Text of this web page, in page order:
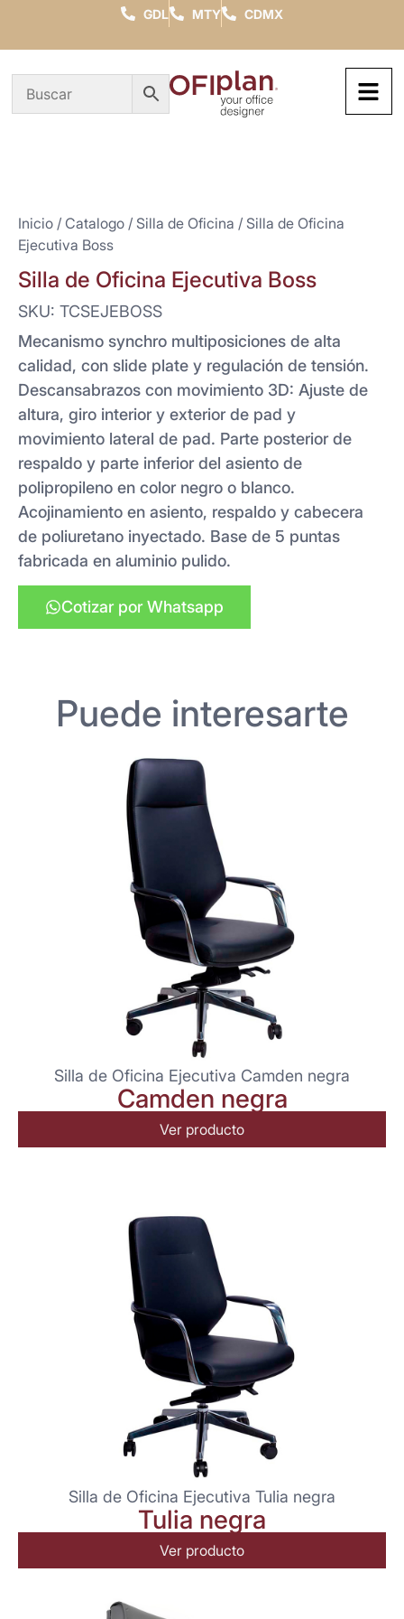
GDL MTY CDMX
Inicio / Catalogo / Silla de Oficina / Silla de Oficina
Ejecutiva Boss
Silla de Oficina Ejecutiva Boss
SKU: TCSEJEBOSS
Mecanismo synchro multiposiciones de alta
calidad, con slide plate y regulación de tensión.
Descansabrazos con movimiento 3D: Ajuste de
altura, giro interior y exterior de pad y
movimiento lateral de pad. Parte posterior de
respaldo y parte inferior del asiento de
polipropileno en color negro o blanco.
Acojinamiento en asiento, respaldo y cabecera
de poliuretano inyectado. Base de 5 puntas
fabricada en aluminio pulido.
Cotizar por Whatsapp
Puede interesarte
Silla de Oficina Ejecutiva Camden negra
Camden negra
Ver producto
Silla de Oficina Ejecutiva Tulia negra
Tulia negra
Ver producto